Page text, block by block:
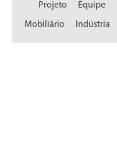
Projeto Equipe
Mobiliário Indústria